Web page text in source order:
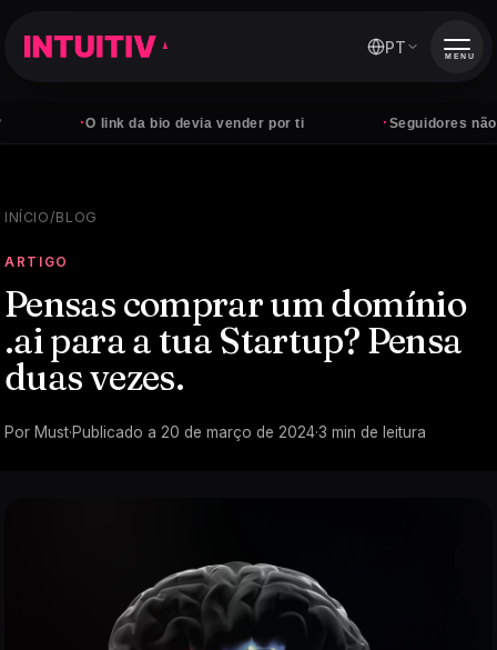
O link da bio devia vender por ti Seguidores não
PT MENU
INÍCIO/BLOG
ARTIGO
Pensas comprar um domínio
.ai para a tua Startup? Pensa
duas vezes.
Por Must·Publicado a 20 de março de 2024·3 min de leitura